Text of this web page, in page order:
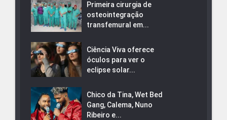
Primeira cirurgia de
osteointegração
transfemural em...
Ciência Viva oferece
óculos para ver o
eclipse solar...
Chico da Tina, Wet Bed
Gang, Calema, Nuno
Ribeiro e...